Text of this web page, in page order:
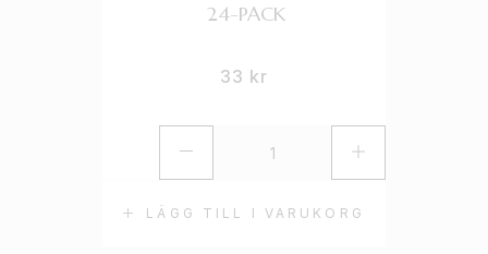
LÄGG TILL I VARUKORG
24-PACK
33 kr